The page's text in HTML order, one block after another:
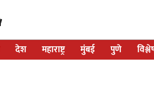
देश महाराष्ट्र मुंबई पुणे